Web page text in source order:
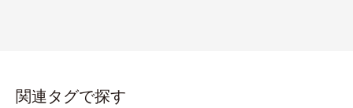
関連タグで探す